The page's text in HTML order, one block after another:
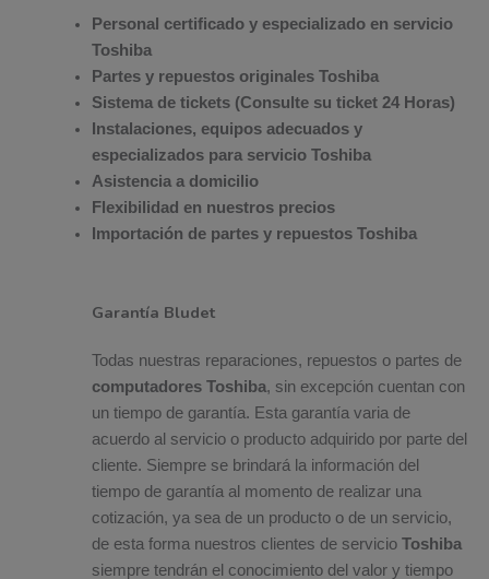
Personal certificado y especializado en servicio
Toshiba
Partes y repuestos originales Toshiba
Sistema de tickets (Consulte su ticket 24 Horas)
Instalaciones, equipos adecuados y
especializados para servicio Toshiba
Asistencia a domicilio
Flexibilidad en nuestros precios
Importación de partes y repuestos Toshiba
Garantía Bludet
Todas nuestras reparaciones, repuestos o partes de
computadores Toshiba, sin excepción cuentan con
un tiempo de garantía. Esta garantía varia de
acuerdo al servicio o producto adquirido por parte del
cliente. Siempre se brindará la información del
tiempo de garantía al momento de realizar una
cotización, ya sea de un producto o de un servicio,
de esta forma nuestros clientes de servicio Toshiba
siempre tendrán el conocimiento del valor y tiempo